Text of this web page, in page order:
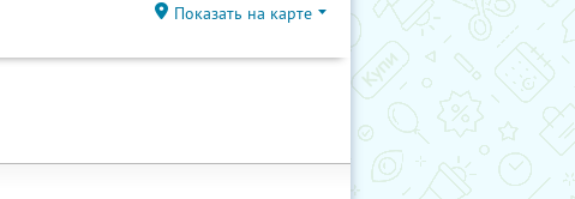
Показать на карте